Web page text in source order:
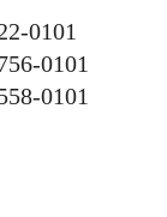
0101
0101
0101